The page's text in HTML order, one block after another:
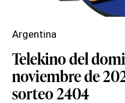
Telekino del
noviembre de
sorteo 2404
Argentina